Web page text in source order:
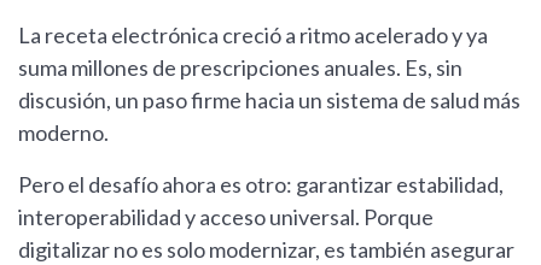
La receta electrónica creció a ritmo acelerado y ya
suma millones de prescripciones anuales. Es, sin
discusión, un paso firme hacia un sistema de salud más
moderno.
Pero el desafío ahora es otro: garantizar estabilidad,
interoperabilidad y acceso universal. Porque
digitalizar no es solo modernizar, es también asegurar